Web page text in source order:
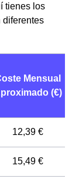
tienes los
diferentes
Mensual
(€)
12,39 €
15,49 €